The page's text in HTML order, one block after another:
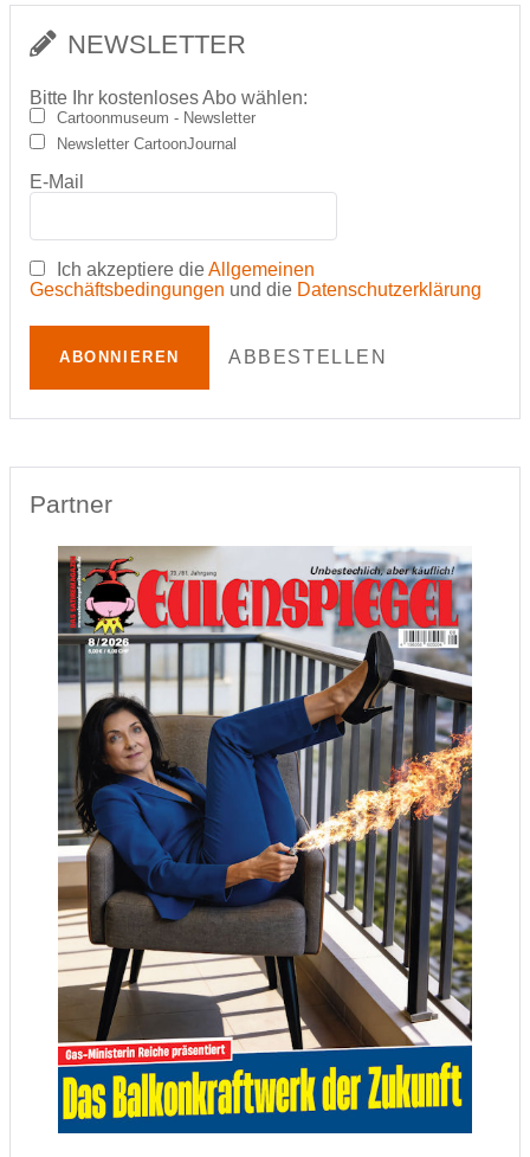
NEWSLETTER
Bitte Ihr kostenloses Abo wählen:
Cartoonmuseum - Newsletter
Newsletter CartoonJournal
E-Mail
Ich akzeptiere dieAllgemeinen
Geschäftsbedingungen und die Datenschutzerklärung
ABONNIEREN ABBESTELLEN
Partner